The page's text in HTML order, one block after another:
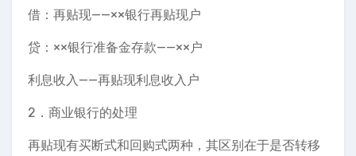
借：再贴现——××银行再贴现户
贷：××银行准备金存款——××户
利息收入——再贴现利息收入户
2．商业银行的处理
再贴现有买断式和回购式两种，其区别在于是否转移